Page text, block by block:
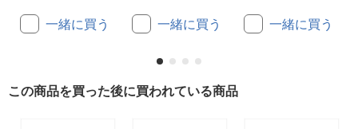
一緒に買う 一緒に買う 一緒に買う
この商品を買った後に買われている商品